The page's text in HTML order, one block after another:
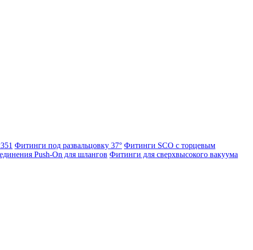
Фитинги под развальцовку 37° Фитинги SCO с торцевым
Push-On для шлангов Фитинги для сверхвысокого вакуума